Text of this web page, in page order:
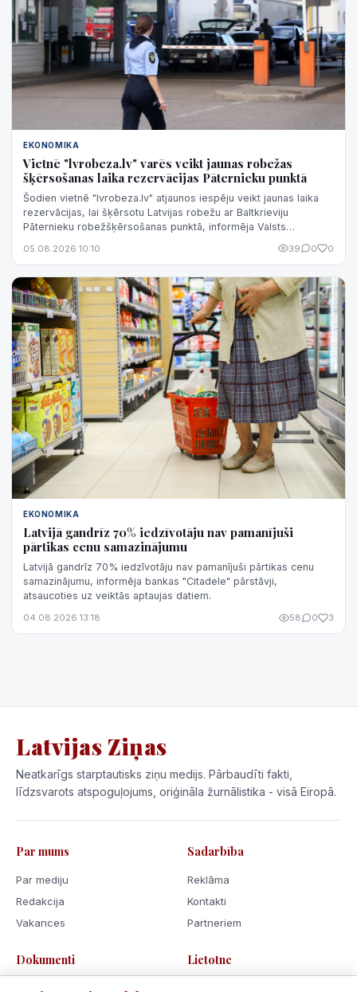
EKONOMIKA
Vietnē "lvrobeza.lv" varēs veikt jaunas robežas
šķērsošanas laika rezervācijas Pāternieku punktā
Šodien vietnē "lvrobeza.lv" atjaunos iespēju veikt jaunas laika
rezervācijas, lai šķērsotu Latvijas robežu ar Baltkrieviju
Pāternieku robežšķērsošanas punktā, informēja Valsts
05.08.2026 10:10 39 0 0
EKONOMIKA
Latvijā gandrīz 70% iedzīvotāju nav pamanījuši
pārtikas cenu samazinājumu
Latvijā gandrīz 70% iedzīvotāju nav pamanījuši pārtikas cenu
samazinājumu, informēja bankas "Citadele" pārstāvji,
atsaucoties uz veiktās aptaujas datiem.
04.08.2026 13:18 58 0 3
Latvijas Ziņas
Neatkarīgs starptautisks ziņu medijs. Pārbaudīti fakti,
līdzsvarots atspoguļojums, oriģināla žurnālistika - visā Eiropā.
Par mums
Par mediju
Redakcija
Vakances
Sadarbība
Reklāma
Kontakti
Partneriem
Dokumenti
Lietošanas noteikumi
Lietotne